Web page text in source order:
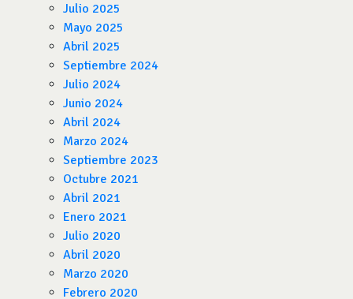
Julio 2025
Mayo 2025
Abril 2025
Septiembre 2024
Julio 2024
Junio 2024
Abril 2024
Marzo 2024
Septiembre 2023
Octubre 2021
Abril 2021
Enero 2021
Julio 2020
Abril 2020
Marzo 2020
Febrero 2020